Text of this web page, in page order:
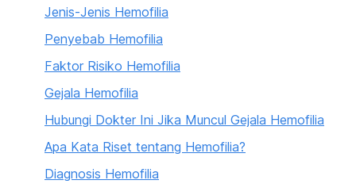
Jenis-Jenis Hemofilia
Penyebab Hemofilia
Faktor Risiko Hemofilia
Gejala Hemofilia
Hubungi Dokter Ini Jika Muncul Gejala Hemofilia
Apa Kata Riset tentang Hemofilia?
Diagnosis Hemofilia